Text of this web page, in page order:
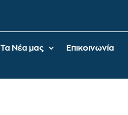
Τα Νέα μας Επικοινωνία